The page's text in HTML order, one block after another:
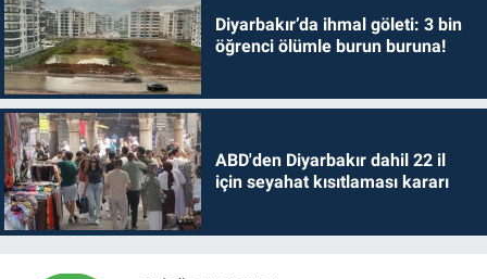
Diyarbakır’da ihmal göleti: 3 bin
öğrenci ölümle burun buruna!
ABD'den Diyarbakır dahil 22 il
için seyahat kısıtlaması kararı